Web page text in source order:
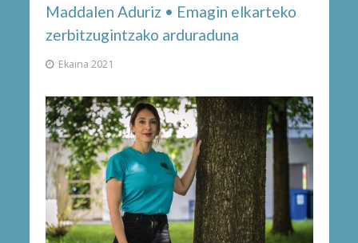
Maddalen Aduriz • Emagin elkarteko
zerbitzugintzako arduraduna
Ekaina 2021